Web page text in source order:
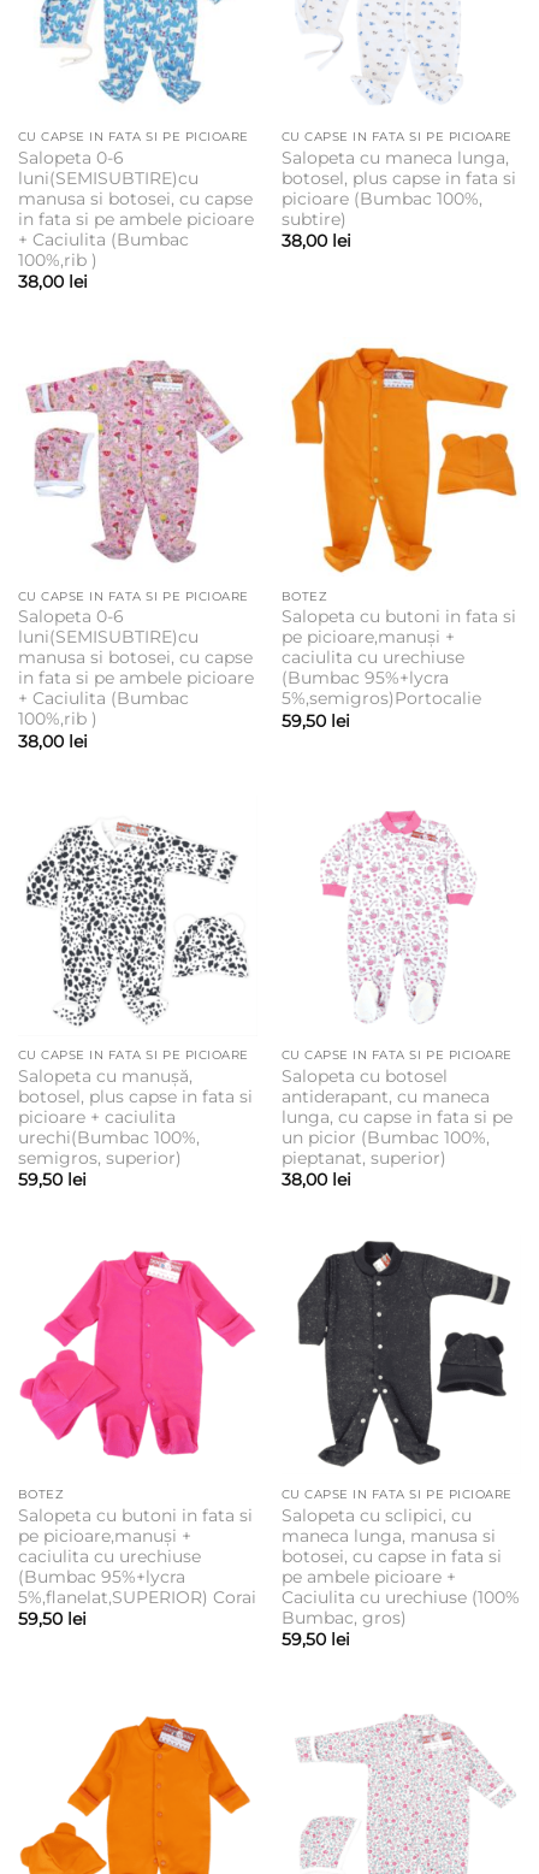
CU CAPSE IN FATA SI PE PICIOARE
Salopeta 0-6
luni(SEMISUBTIRE)cu
manusa si botosei, cu capse
in fata si pe ambele picioare
+ Caciulita (Bumbac
100%,rib )
38,00 lei
CU CAPSE IN FATA SI PE PICIOARE
Salopeta cu maneca lunga,
botosel, plus capse in fata si
picioare (Bumbac 100%,
subtire)
38,00 lei
CU CAPSE IN FATA SI PE PICIOARE
Salopeta 0-6
luni(SEMISUBTIRE)cu
manusa si botosei, cu capse
in fata si pe ambele picioare
+ Caciulita (Bumbac
100%,rib )
38,00 lei
BOTEZ
Salopeta cu butoni in fata si
pe picioare,manuși +
caciulita cu urechiuse
(Bumbac 95%+lycra
5%,semigros)Portocalie
59,50 lei
CU CAPSE IN FATA SI PE PICIOARE
Salopeta cu manușă,
botosel, plus capse in fata si
picioare + caciulita
urechi(Bumbac 100%,
semigros, superior)
59,50 lei
CU CAPSE IN FATA SI PE PICIOARE
Salopeta cu botosel
antiderapant, cu maneca
lunga, cu capse in fata si pe
un picior (Bumbac 100%,
pieptanat, superior)
38,00 lei
BOTEZ
Salopeta cu butoni in fata si
pe picioare,manuși +
caciulita cu urechiuse
(Bumbac 95%+lycra
5%,flanelat,SUPERIOR) Corai
59,50 lei
CU CAPSE IN FATA SI PE PICIOARE
Salopeta cu sclipici, cu
maneca lunga, manusa si
botosei, cu capse in fata si
pe ambele picioare +
Caciulita cu urechiuse (100%
Bumbac, gros)
59,50 lei